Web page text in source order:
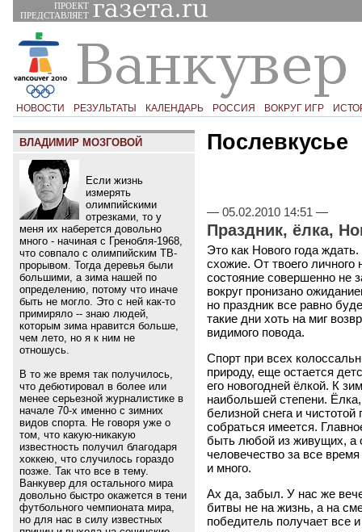
ПРОЕКТ
ПРЕДСТАВЛЯЕТ
НОВОСТИ РЕЗУЛЬТАТЫ КАЛЕНДАРЬ РОССИЯ ВОКРУГ ИГР
Послевкусье
— 05.02.2010 14:51—
Праздник, ёлка,
Это как Нового года
схожие. От твоего личного
состояние совершенно не
вокруг пронизано
но праздник все равно
такие дни хоть на миг
видимого повода.
Спорт при всех
природу, еще остается
его новогодней ёлкой. К
наибольшей степени.
белизной снега и
собраться имеется.
быть любой из живущих, а
человечество за все
и много.
Ах да, забыл. У нас же
битвы не на жизнь, а на
победитель получает все
ВЛАДИМИР МОЗГОВОЙ
Если жизнь
измерять
олимпийскими
отрезками, то у
меня их наберется довольно
много - начиная с Гренобля-1968,
что совпало с олимпийским ТВ-
прорывом. Тогда деревья были
большими, а зима нашей по
определению, потому что иначе
быть не могло. Это с ней как-то
примиряло -- знаю людей,
которым зима нравится больше,
чем лето, но я к ним не
отношусь.
В то же время так получилось,
что дебютировал в более или
менее серьезной журналистике в
начале 70-х именно с зимних
видов спорта. Не говоря уже о
том, что какую-никакую
известность получил благодаря
хоккею, что случилось гораздо
позже. Так что все в тему.
Ванкувер для остального мира
довольно быстро окажется в тени
футбольного чемпионата мира,
но для нас в силу известных